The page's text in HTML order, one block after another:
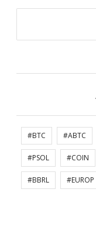
#BTC #ABTC
#PSOL #COIN
#BBRL #EUROP